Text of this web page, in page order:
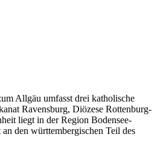
Allgäu umfasst drei katholische
Ravensburg, Diözese Rottenburg-
liegt in der Region Bodensee-
den württembergischen Teil des